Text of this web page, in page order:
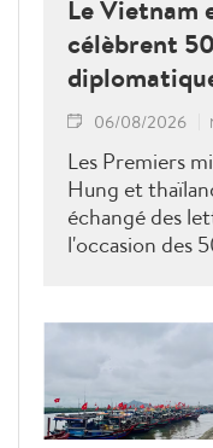
Le Vietnam
célèbrent
06/08/2026
Les Premiers
Hung et
échangé des
l'occasion des